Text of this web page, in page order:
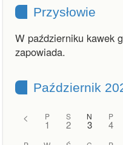
Przysłowie
W październiku kawek
zapowiada.
Październik
< P
1
S
2
N
3
P
4